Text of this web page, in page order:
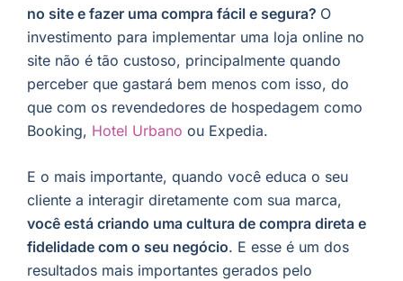
no site e fazer uma compra fácil e segura? O
investimento para implementar uma loja online no
site não é tão custoso, principalmente quando
perceber que gastará bem menos com isso, do
que com os revendedores de hospedagem como
Booking, Hotel Urbano ou Expedia.
E o mais importante, quando você educa o seu
cliente a interagir diretamente com sua marca,
você está criando uma cultura de compra direta e
fidelidade com o seu negócio. E esse é um dos
resultados mais importantes gerados pelo